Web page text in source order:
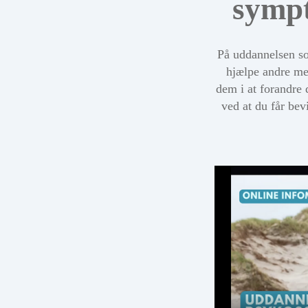
På uddannelsen
hjælpe andre
dem i at forandre
ved at du får